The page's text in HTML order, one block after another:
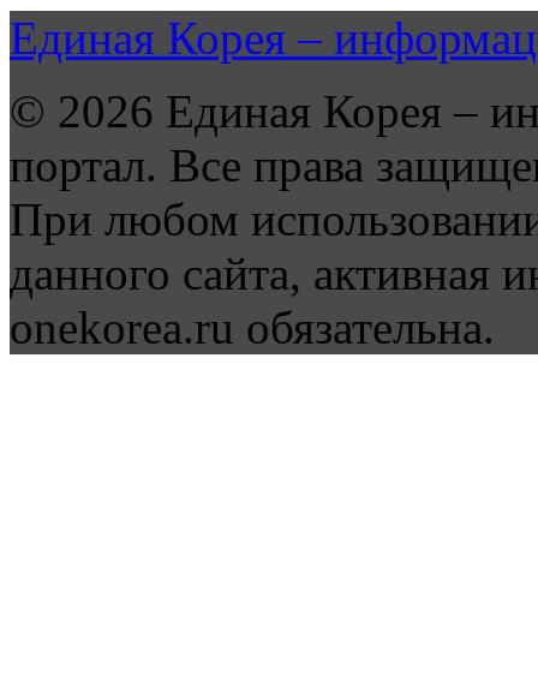
Единая Корея –
© 2026 Единая Корея –
портал. Все права
При любом
данного сайта, активная
onekorea.ru обязательна.